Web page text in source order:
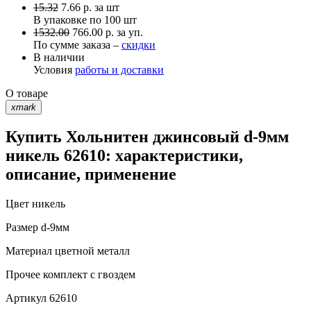
15.32 7.66 р. за шт
В упаковке по 100 шт
1532.00 766.00 р. за уп.
По сумме заказа – скидки
В наличии
Условия работы и доставки
О товаре
xmark
Купить Хольнитен джинсовый d-9мм
никель 62610: характеристики,
описание, применение
Цвет никель
Размер d-9мм
Материал цветной металл
Прочее комплект с гвоздем
Артикул 62610